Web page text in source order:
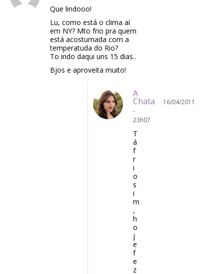
Que lindooo!
Lu, como está o clima aí
em NY? Mto frio pra quem
está acostumada com a
temperatuda do Rio?
To indo daqui uns 15 dias..
Bjos e aproveita muito!
A
Chata
16/04/2011
-
23h07
T
á
f
r
i
o
s
i
m
,
h
o
j
e
f
e
z